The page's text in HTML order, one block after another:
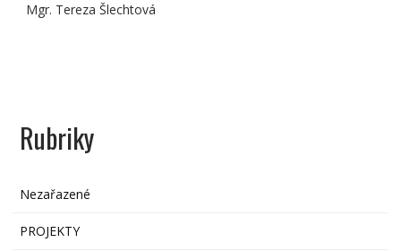
Mgr. Tereza Šlechtová
Rubriky
Nezařazené
PROJEKTY